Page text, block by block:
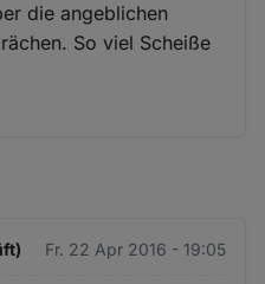
die angeblichen
So viel Scheiße
Fr. 22 Apr 2016 - 19:05